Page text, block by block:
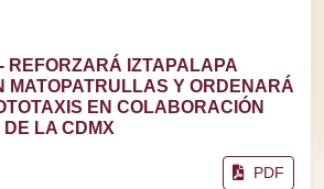
REFORZARÁ IZTAPALAPA
MATOPATRULLAS Y ORDENARÁ
EN COLABORACIÓN
LA CDMX
PDF